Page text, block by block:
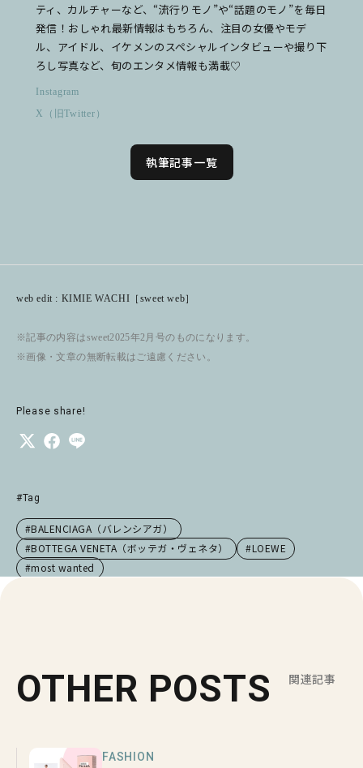
ティ、カルチャーなど、“流行りモノ”や“話題のモノ”を毎日
発信！おしゃれ最新情報はもちろん、注目の女優やモデ
ル、アイドル、イケメンのスペシャルインタビューや撮り下
ろし写真など、旬のエンタメ情報も満載♡
Instagram
X（旧Twitter）
執筆記事一覧
web edit : KIMIE WACHI［sweet web］
※記事の内容はsweet2025年2月号のものになります。
※画像・文章の無断転載はご遠慮ください。
Please share!
#Tag
#BALENCIAGA（バレンシアガ）
#BOTTEGA VENETA（ボッテガ・ヴェネタ）
#LOEWE
#most wanted
OTHER POSTS 関連記事
FASHION